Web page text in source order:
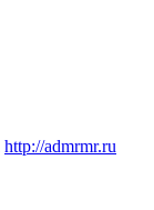
http://admrmr.ru